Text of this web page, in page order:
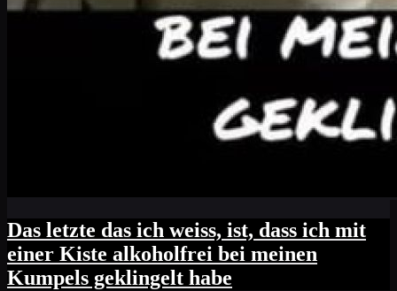
Das letzte das ich weiss, ist, dass ich mit
einer Kiste alkoholfrei bei meinen
Kumpels geklingelt habe